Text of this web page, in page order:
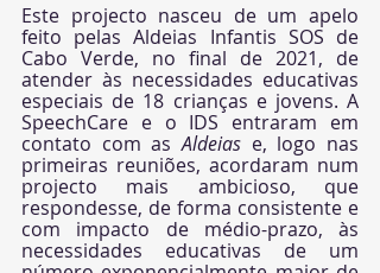
Este projecto nasceu de um apelo
feito pelas Aldeias Infantis SOS de
Cabo Verde, no final de 2021, de
atender às necessidades educativas
especiais de 18 crianças e jovens. A
SpeechCare e o IDS entraram em
contato com as Aldeias e, logo nas
primeiras reuniões, acordaram num
projecto mais ambicioso, que
respondesse, de forma consistente e
com impacto de médio-prazo, às
necessidades educativas de um